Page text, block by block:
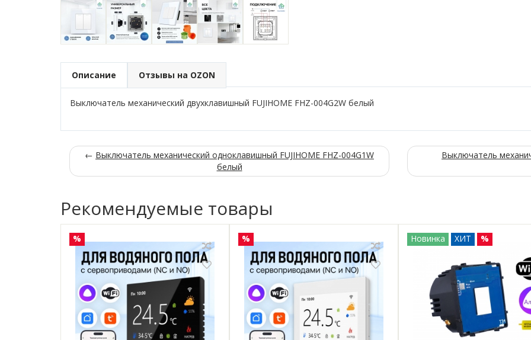
Описание Отзывы на OZON
Выключатель механический двухклавишный FUJIHOME FHZ-004G2W белый
← Выключатель механический одноклавишный FUJIHOME FHZ-004G1W
белый
Выключатель
Рекомендуемые товары
% % Новинка ХИТ %